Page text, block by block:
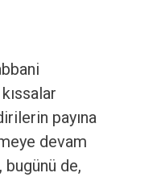
payına
devam
de,